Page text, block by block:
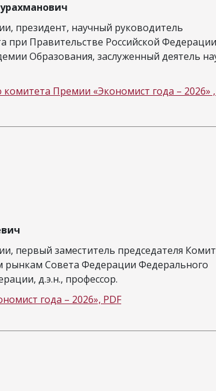
президент, научный руководитель
при Правительстве Российской
Образования, заслуженный деятель
Премии «Экономист года – 2026» ,
первый заместитель председателя
Совета Федерации Федерального
д.э.н., профессор.
года – 2026», PDF